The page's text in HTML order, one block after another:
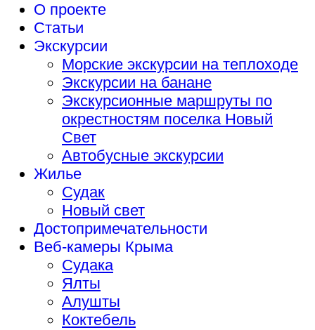
О проекте
Статьи
Экскурсии
Морские экскурсии на теплоходе
Экскурсии на банане
Экскурсионные маршруты по
окрестностям поселка Новый
Свет
Автобусные экскурсии
Жилье
Судак
Новый свет
Достопримечательности
Веб-камеры Крыма
Судака
Ялты
Алушты
Коктебель